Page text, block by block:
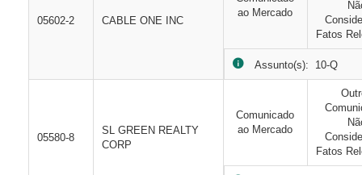
05602-2 CABLE ONE INC
ao Mercado
Fatos
Assunto(s): 10-Q
05580-8
SL GREEN REALTY
CORP
Comunicado
ao Mercado
Fatos